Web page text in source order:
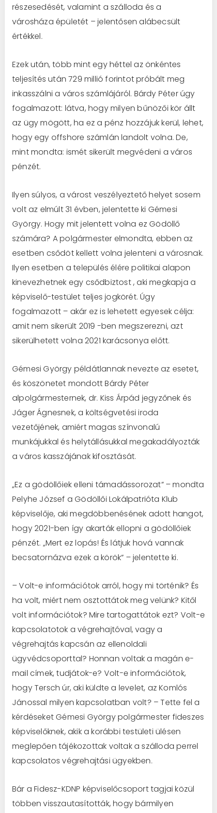
részesedését, valamint a szálloda és a
városháza épületét – jelentősen alábecsült
értékkel.
Ezek után, több mint egy héttel az önkéntes
teljesítés után 729 millió forintot próbált meg
inkasszálni a város számlájáról. Bárdy Péter úgy
fogalmazott: látva, hogy milyen bűnözői kör állt
az ügy mögött, ha ez a pénz hozzájuk kerül, lehet,
hogy egy offshore számlán landolt volna. De,
mint mondta: ismét sikerült megvédeni a város
pénzét.
Ilyen súlyos, a várost veszélyeztető helyet sosem
volt az elmúlt 31 évben, jelentette ki Gémesi
György. Hogy mit jelentett volna ez Gödöllő
számára? A polgármester elmondta, ebben az
esetben csődöt kellett volna jelenteni a városnak.
Ilyen esetben a település élére politikai alapon
kinevezhetnek egy csődbiztost , aki megkapja a
képviselő-testület teljes jogkörét. Úgy
fogalmazott – akár ez is lehetett egyesek célja:
amit nem sikerült 2019 -ben megszerezni, azt
sikerülhetett volna 2021 karácsonya előtt.
Gémesi György példátlannak nevezte az esetet,
és köszönetet mondott Bárdy Péter
alpolgármesternek, dr. Kiss Árpád jegyzőnek és
Jáger Ágnesnek, a költségvetési iroda
vezetőjének, amiért magas színvonalú
munkájukkal és helytállásukkal megakadályozták
a város kasszájának kifosztását.
„Ez a gödöllőiek elleni támadássorozat” – mondta
Pelyhe József a Gödöllői Lokálpatrióta Klub
képviselője, aki megdöbbenésének adott hangot,
hogy 2021-ben így akarták ellopni a gödöllőiek
pénzét. „Mert ez lopás! És látjuk hová vannak
becsatornázva ezek a körök” – jelentette ki.
– Volt-e információtok arról, hogy mi történik? És
ha volt, miért nem osztottátok meg velünk? Kitől
volt információtok? Mire tartogattátok ezt? Volt-e
kapcsolatotok a végrehajtóval, vagy a
végrehajtás kapcsán az ellenoldali
ügyvédcsoporttal? Honnan voltak a magán e-
mail címek, tudjátok-e? Volt-e információtok,
hogy Tersch úr, aki küldte a levelet, az Komlós
Jánossal milyen kapcsolatban volt? – Tette fel a
kérdéseket Gémesi György polgármester fideszes
képviselőknek, akik a korábbi testületi ülésen
meglepően tájékozottak voltak a szálloda perrel
kapcsolatos végrehajtási ügyekben.
Bár a Fidesz-KDNP képviselőcsoport tagjai közül
többen visszautasították, hogy bármilyen